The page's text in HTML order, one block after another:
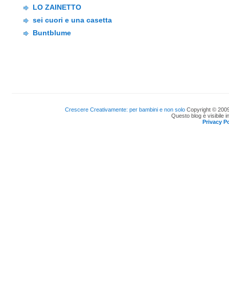
LO ZAINETTO
sei cuori e una casetta
Buntblume
Crescere Creativamente: per bambini e non solo Copyright ©
Questo blog è visibile
Privacy